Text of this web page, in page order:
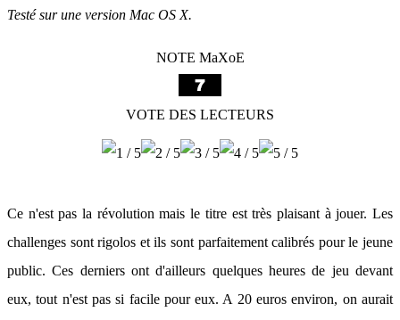
Testé sur une version Mac OS X.
NOTE MaXoE
VOTE DES LECTEURS
Ce n'est pas la révolution mais le titre est très plaisant à jouer. Les
challenges sont rigolos et ils sont parfaitement calibrés pour le jeune
public. Ces derniers ont d'ailleurs quelques heures de jeu devant
eux, tout n'est pas si facile pour eux. A 20 euros environ, on aurait